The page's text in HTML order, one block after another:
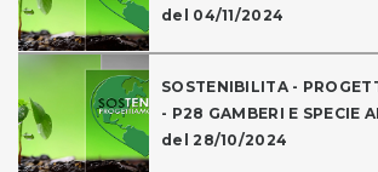
del 04/11/2024
SOSTENIBILITA -
- P28 GAMBERI E SPECIE
del 28/10/2024